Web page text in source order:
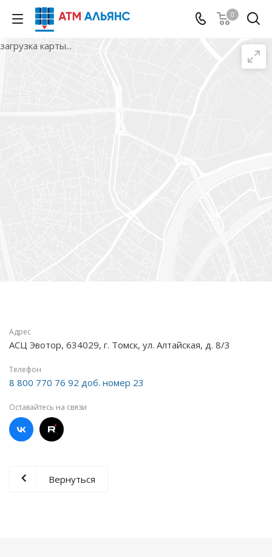
0
загрузка карты...
Адрес
АСЦ Эвотор, 634029, г. Томск, ул. Алтайская, д. 8/3
Телефон
8 800 770 76 92 доб. номер 23
Оставайтесь на связи
Вернуться